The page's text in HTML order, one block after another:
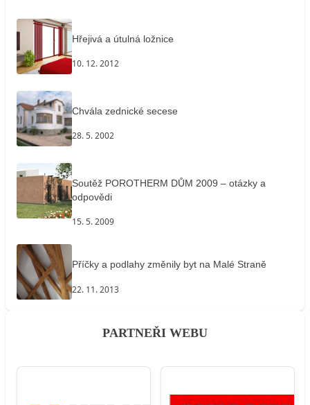
Hřejivá a útulná ložnice
10. 12. 2012
Chvála zednické secese
28. 5. 2002
Soutěž POROTHERM DŮM 2009 – otázky a
odpovědi
15. 5. 2009
Příčky a podlahy změnily byt na Malé Straně
22. 11. 2013
PARTNEŘI WEBU